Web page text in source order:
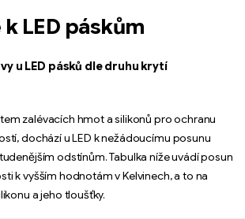
LED páskům
u LED pásků dle druhu krytí
zalévacích hmot a silikonů pro ochranu
dochází u LED k nežádoucímu posunu
odstínům. Tabulka níže uvádí posun
k vyšším hodnotám v Kelvinech, a to na
a jeho tloušťky.